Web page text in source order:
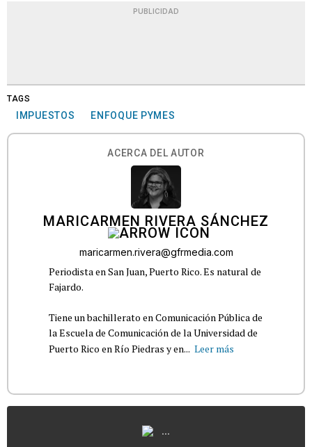
PUBLICIDAD
TAGS
IMPUESTOS ENFOQUE PYMES
ACERCA DEL AUTOR
MARICARMEN RIVERA SÁNCHEZ
maricarmen.rivera@gfrmedia.com
Periodista en San Juan, Puerto Rico. Es natural de
Fajardo.
Tiene un bachillerato en Comunicación Pública de
la Escuela de Comunicación de la Universidad de
Puerto Rico en Río Piedras y en... Leer más
...